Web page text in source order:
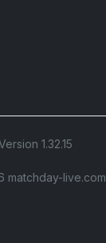
1.32.15
matchday-live.com